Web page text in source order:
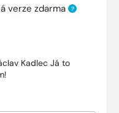
verze zdarma ?
Kadlec Já to